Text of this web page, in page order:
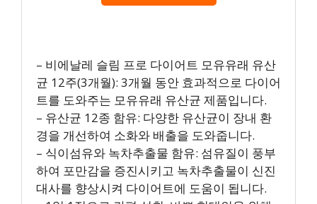
– 비에날레 슬림 프로 다이어트 모유유래 유산
균 12주(3개월): 3개월 동안 효과적으로 다이어
트를 도와주는 모유유래 유산균 제품입니다.
– 유산균 12종 함유: 다양한 유산균이 장내 환
경을 개선하여 소화와 배출을 도와줍니다.
– 식이섬유와 녹차추출물 함유: 섬유질이 풍부
하여 포만감을 증진시키고 녹차추출물이 신진
대사를 향상시켜 다이어트에 도움이 됩니다.